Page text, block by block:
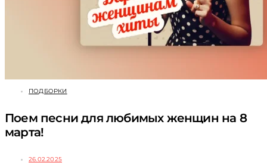
ПОДБОРКИ
Поем песни для любимых женщин на 8
марта!
26.02.2025